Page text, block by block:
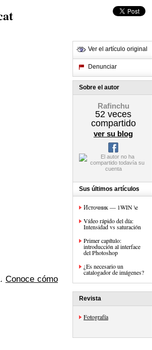
Conoce cómo
Ver el artículo original
Denunciar
Sobre el autor
Rafinchu
52 veces
compartido
ver su blog
Sus últimos artículos
Источник — 1WIN \e
Vídeo rápido del día:
Intensidad vs saturación
Primer capítulo:
introducción al interface
del Photoshop
¿Es necesario un
catalogador de imágenes?
Revista
Fotografía